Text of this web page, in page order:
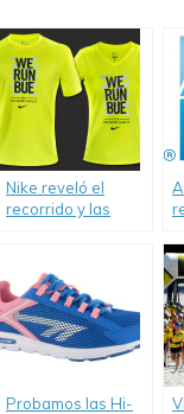
Nike reveló el
recorrido y las
Probamos las Hi-